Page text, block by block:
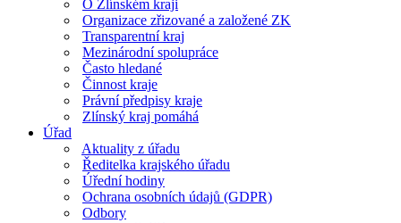
O Zlínském kraji
Organizace zřizované a založené ZK
Transparentní kraj
Mezinárodní spolupráce
Často hledané
Činnost kraje
Právní předpisy kraje
Zlínský kraj pomáhá
Úřad
Aktuality z úřadu
Ředitelka krajského úřadu
Úřední hodiny
Ochrana osobních údajů (GDPR)
Odbory